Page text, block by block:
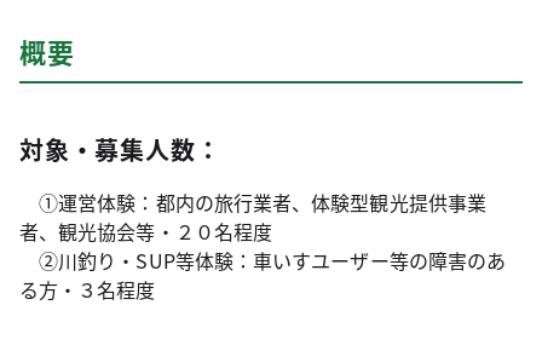
概要
対象・募集人数：
①運営体験：都内の旅行業者、体験型観光提供事業
者、観光協会等・２０名程度
②川釣り・SUP等体験：車いすユーザー等の障害のあ
る方・３名程度